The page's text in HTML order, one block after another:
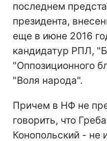
последнем
президента,
еще в июне 2016
кандидатур РПЛ,
"Оппозиционного
"Воля народа".
Причем в НФ не
говорить, что
Конопольский - не